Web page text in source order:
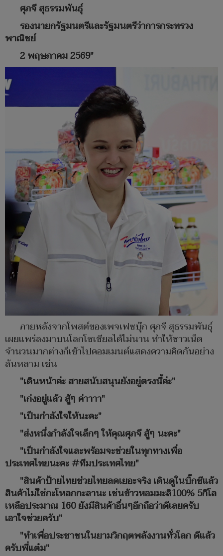
ศุภจี สุธรรมพันธุ์
รองนายกรัฐมนตรีและรัฐมนตรีว่าการกระทรวง
พาณิชย์
2 พฤษภาคม 2569"
ภายหลังจากโพสต์ของเพจเฟซบุ๊ก ศุภจี สุธรรมพันธุ์
เผยแพร่ลงมาบนโลกโซเชียลได้ไม่นาน ทำให้ชาวเน็ต
จำนวนมากต่างก็เข้าไปคอมเมนต์แสดงความคิดกันอย่าง
ล้นหลาม เช่น
"เดินหน้าค่ะ สายสนับสนุนยังอยู่ตรงนี้ค่ะ"
"เก่งอยู่แล้ว สู้ๆ ค่าาาา"
"เป็นกำลังใจให้นะคะ"
"ส่งหนึ่งกำลังใจเล็กๆ ให้คุณศุภจี สู้ๆ นะคะ"
"เป็นกำลังใจและพร้อมจะช่วยในทุกทางเพื่อ
ประเทศไทยนะคะ #ทีมประเทศไทย"
"สินค้าป้ายไทยช่วยไทยลดเยอะจริง เดินดูในบิ๊กซีแล้ว
สินค้าไม่ใช่กะโหลกกะลานะ เช่นข้าวหอมมะลิ100% 5กิโล
เหลือประมาณ 160 ยังมีสินค้าอื่นๆอีกถือว่าดีเลยครับ
เอาใจช่วยครับ"
"ทำเพื่อประชาชนในยามวิกฤตพลังงานทั่วโลก ดีแล้ว
ครับพี่แต๋ม"